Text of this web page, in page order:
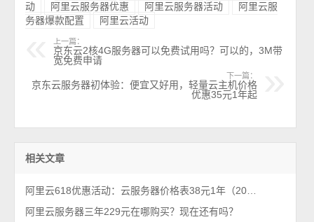
动
阿里云服务器优惠 阿里云服务器活动
阿里云服
务器爆款配置
阿里云活动
上一篇：
京东云2核4G服务器可以免费试用吗？可以的，3M带
宽免费申请
下一篇：
京东云服务器初体验：便宜又好用，轻量云主机价格
优惠35元1年起
相关文章
阿里云618优惠活动：云服务器价格表38元1年（2026年最新618活动）
阿里云服务器三年229元在哪购买？现在还有吗？